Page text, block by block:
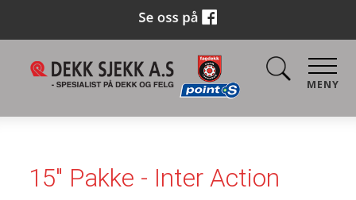
MENY
15" Pakke - Inter Action